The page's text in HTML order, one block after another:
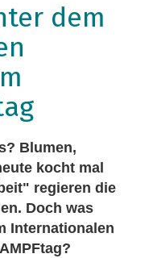
dem
Blumen,
kocht mal
regieren die
Doch was
Internationalen